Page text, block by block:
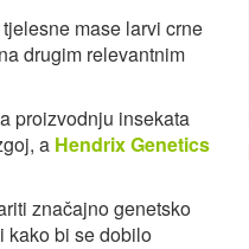
mase larvi crne
drugim relevantnim
proizvodnju insekata
a Hendrix Genetics
značajno genetsko
kako bi se dobilo